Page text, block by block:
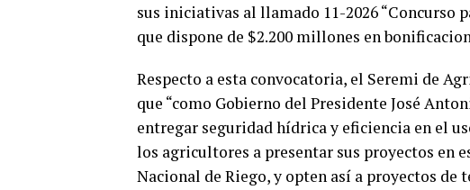
sus iniciativas al llamado 11-2026 “Concurso
que dispone de $2.200 millones en
Respecto a esta convocatoria, el Seremi de
que “como Gobierno del Presidente José
entregar seguridad hídrica y eficiencia en el
los agricultores a presentar sus proyectos en
Nacional de Riego, y opten así a proyectos